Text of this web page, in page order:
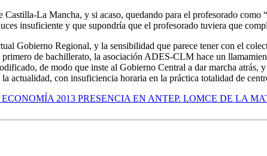
Castilla-La Mancha, y si acaso, quedando para el profesorado
insuficiente y que supondría que el profesorado tuviera que
Gobierno Regional, y la sensibilidad que parece tener con el
de bachillerato, la asociación ADES-CLM hace un
de modo que inste al Gobierno Central a dar marcha atrás,
actualidad, con insuficiencia horaria en la práctica totalidad de
2013 PRESENCIA EN ANTEP. LOMCE DE LA